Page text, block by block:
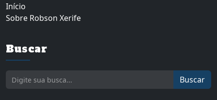
Início
Sobre Robson Xerife
Buscar
Buscar